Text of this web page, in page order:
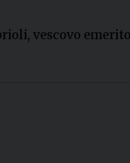
vescovo